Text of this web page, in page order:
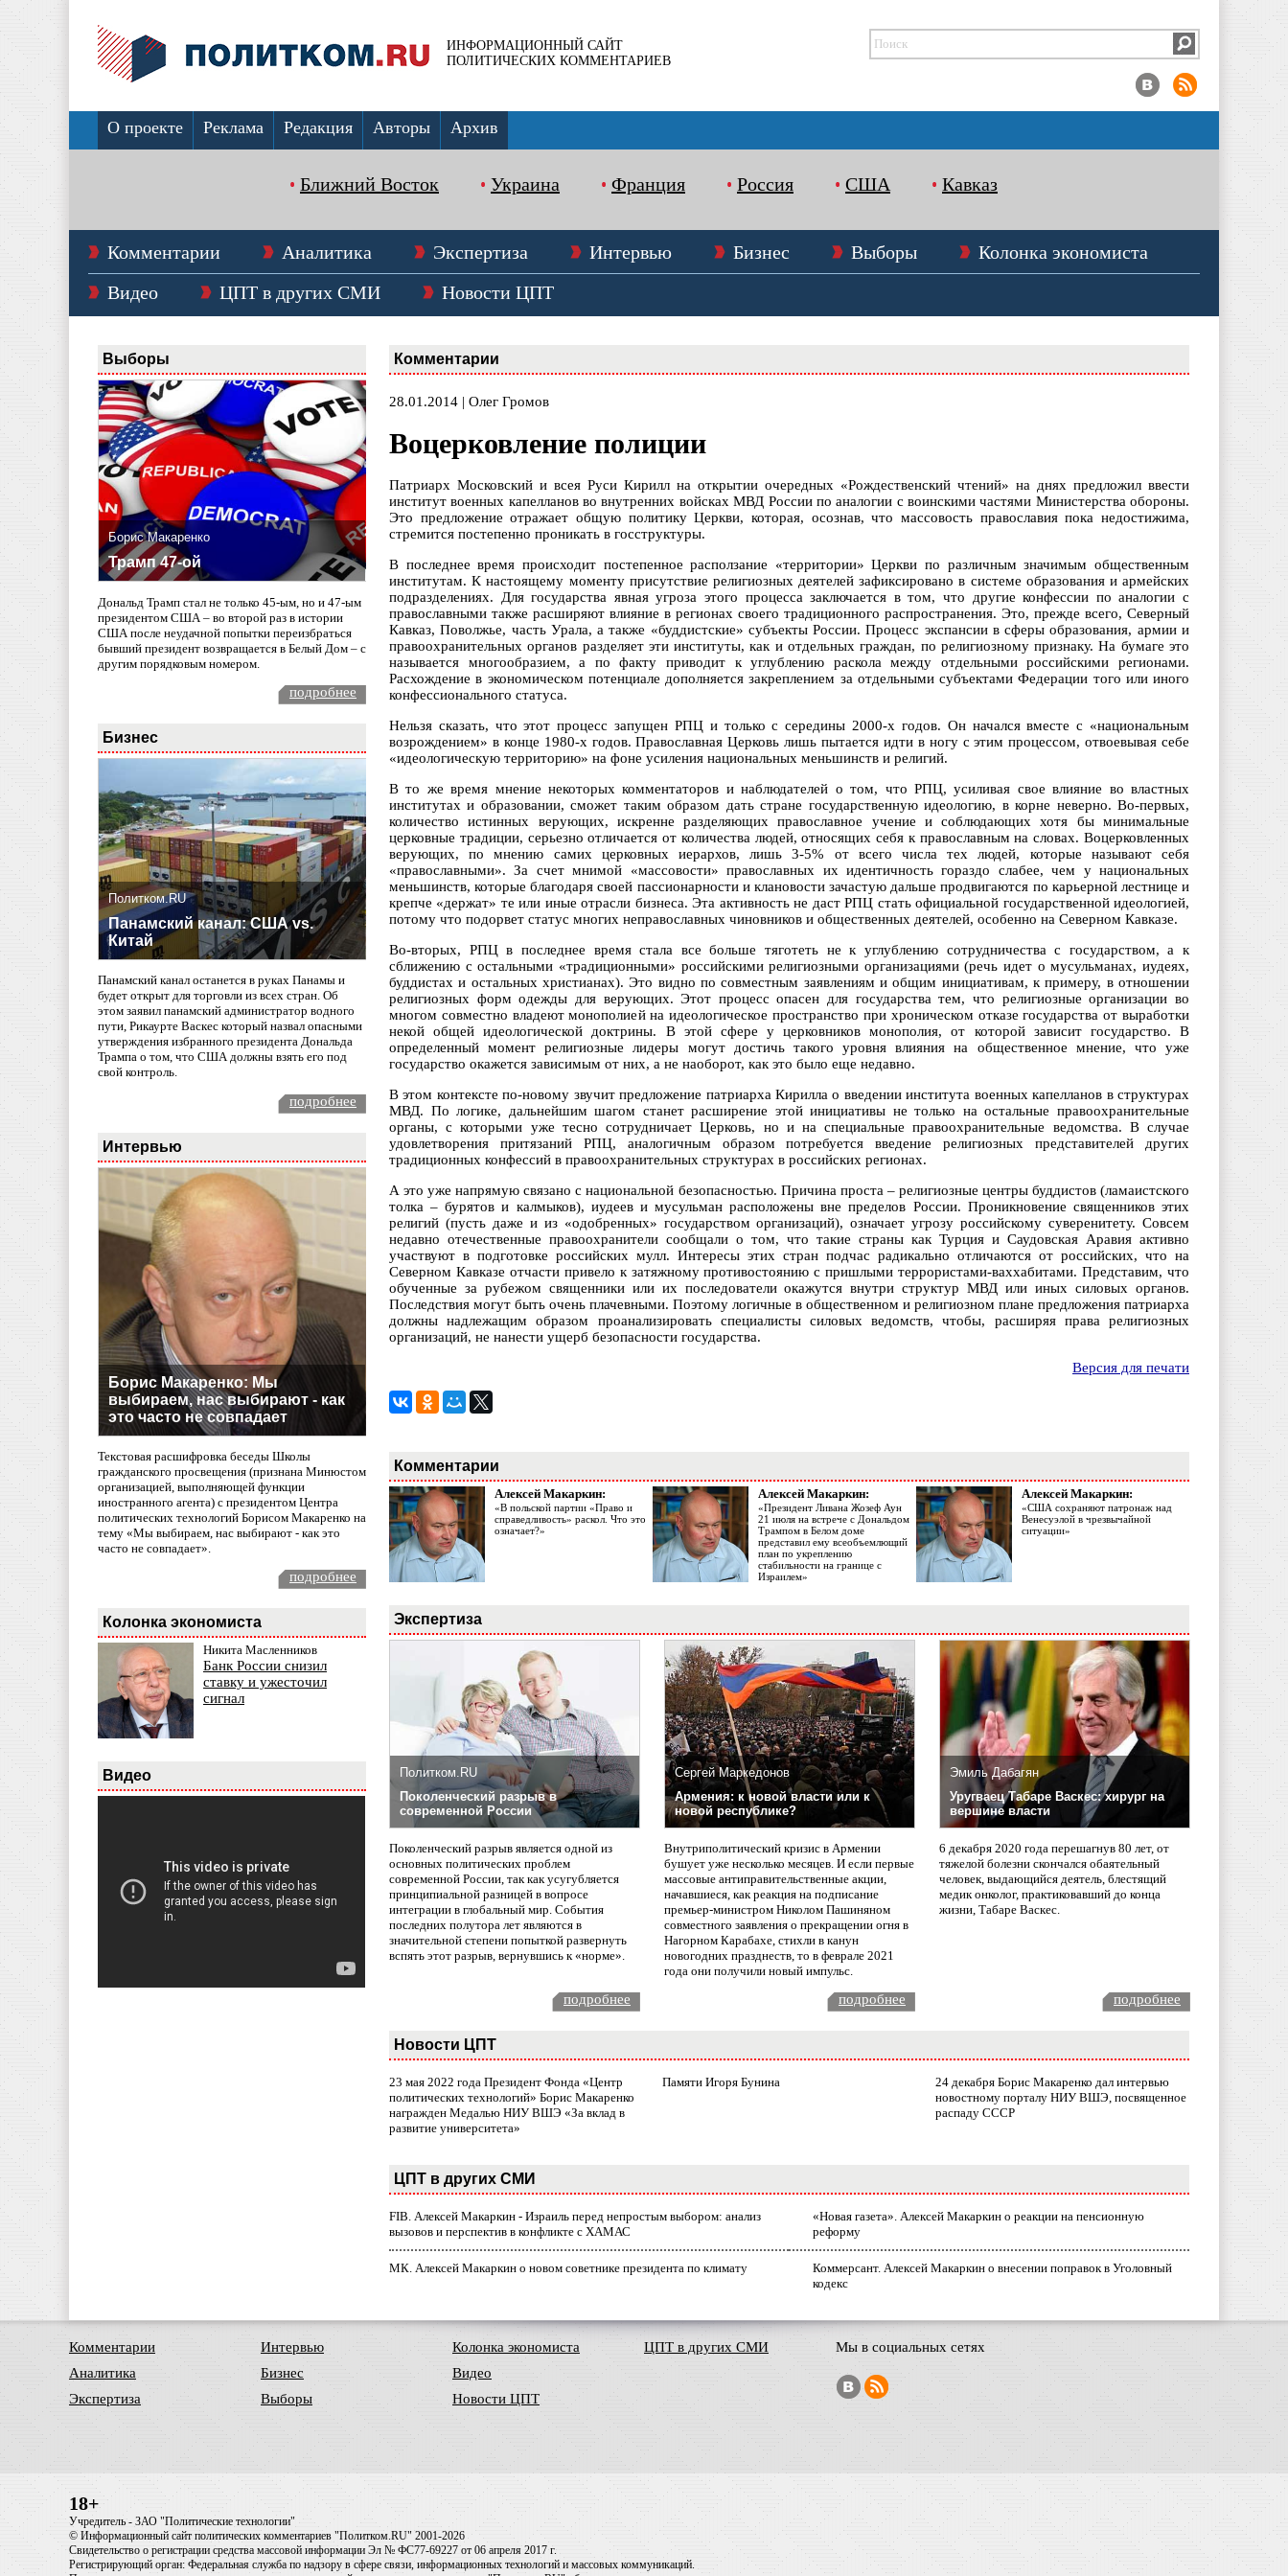
ИНФОРМАЦИОННЫЙ САЙТ
ПОЛИТИЧЕСКИХ КОММЕНТАРИЕВ
О проекте Реклама Редакция Авторы Архив
Ближний Восток Украина Франция Россия США Кавказ
Комментарии Аналитика Экспертиза Интервью Бизнес Выборы
Колонка экономиста
Видео
ЦПТ в других СМИ Новости ЦПТ
Выборы
Борис Макаренко
Трамп 47-ой
Дональд Трамп стал не только 45-ым, но и 47-ым
президентом США – во второй раз в истории
США после неудачной попытки переизбраться
бывший президент возвращается в Белый Дом – с
другим порядковым номером.
подробнее
Бизнес
Политком.RU
Панамский канал: США vs.
Китай
Панамский канал останется в руках Панамы и
будет открыт для торговли из всех стран. Об
этом заявил панамский администратор водного
пути, Рикаурте Васкес который назвал опасными
утверждения избранного президента Дональда
Трампа о том, что США должны взять его под
свой контроль.
подробнее
Интервью
Борис Макаренко: Мы
выбираем, нас выбирают - как
это часто не совпадает
Текстовая расшифровка беседы Школы
гражданского просвещения (признана Минюстом
организацией, выполняющей функции
иностранного агента) с президентом Центра
политических технологий Борисом Макаренко на
тему «Мы выбираем, нас выбирают - как это
часто не совпадает».
подробнее
Колонка экономиста
Никита Масленников
Банк России снизил
ставку и ужесточил
сигнал
Видео
Комментарии
28.01.2014 | Олег Громов
Воцерковление полиции
Патриарх Московский и всея Руси Кирилл на открытии очередных «Рождественский чтений» на днях предложил ввести
институт военных капелланов во внутренних войсках МВД России по аналогии с воинскими частями Министерства обороны.
Это предложение отражает общую политику Церкви, которая, осознав, что массовость православия пока недостижима,
стремится постепенно проникать в госструктуры.
В последнее время происходит постепенное расползание «территории» Церкви по различным значимым общественным
институтам. К настоящему моменту присутствие религиозных деятелей зафиксировано в системе образования и армейских
подразделениях. Для государства явная угроза этого процесса заключается в том, что другие конфессии по аналогии с
православными также расширяют влияние в регионах своего традиционного распространения. Это, прежде всего, Северный
Кавказ, Поволжье, часть Урала, а также «буддистские» субъекты России. Процесс экспансии в сферы образования, армии и
правоохранительных органов разделяет эти институты, как и отдельных граждан, по религиозному признаку. На бумаге это
называется многообразием, а по факту приводит к углублению раскола между отдельными российскими регионами.
Расхождение в экономическом потенциале дополняется закреплением за отдельными субъектами Федерации того или иного
конфессионального статуса.
Нельзя сказать, что этот процесс запущен РПЦ и только с середины 2000-х годов. Он начался вместе с «национальным
возрождением» в конце 1980-х годов. Православная Церковь лишь пытается идти в ногу с этим процессом, отвоевывая себе
«идеологическую территорию» на фоне усиления национальных меньшинств и религий.
В то же время мнение некоторых комментаторов и наблюдателей о том, что РПЦ, усиливая свое влияние во властных
институтах и образовании, сможет таким образом дать стране государственную идеологию, в корне неверно. Во-первых,
количество истинных верующих, искренне разделяющих православное учение и соблюдающих хотя бы минимальные
церковные традиции, серьезно отличается от количества людей, относящих себя к православным на словах. Воцерковленных
верующих, по мнению самих церковных иерархов, лишь 3-5% от всего числа тех людей, которые называют себя
«православными». За счет мнимой «массовости» православных их идентичность гораздо слабее, чем у национальных
меньшинств, которые благодаря своей пассионарности и клановости зачастую дальше продвигаются по карьерной лестнице и
крепче «держат» те или иные отрасли бизнеса. Эта активность не даст РПЦ стать официальной государственной идеологией,
потому что подорвет статус многих неправославных чиновников и общественных деятелей, особенно на Северном Кавказе.
Во-вторых, РПЦ в последнее время стала все больше тяготеть не к углублению сотрудничества с государством, а к
сближению с остальными «традиционными» российскими религиозными организациями (речь идет о мусульманах, иудеях,
буддистах и остальных христианах). Это видно по совместным заявлениям и общим инициативам, к примеру, в отношении
религиозных форм одежды для верующих. Этот процесс опасен для государства тем, что религиозные организации во
многом совместно владеют монополией на идеологическое пространство при хроническом отказе государства от выработки
некой общей идеологической доктрины. В этой сфере у церковников монополия, от которой зависит государство. В
определенный момент религиозные лидеры могут достичь такого уровня влияния на общественное мнение, что уже
государство окажется зависимым от них, а не наоборот, как это было еще недавно.
В этом контексте по-новому звучит предложение патриарха Кирилла о введении института военных капелланов в структурах
МВД. По логике, дальнейшим шагом станет расширение этой инициативы не только на остальные правоохранительные
органы, с которыми уже тесно сотрудничает Церковь, но и на специальные правоохранительные ведомства. В случае
удовлетворения притязаний РПЦ, аналогичным образом потребуется введение религиозных представителей других
традиционных конфессий в правоохранительных структурах в российских регионах.
А это уже напрямую связано с национальной безопасностью. Причина проста – религиозные центры буддистов (ламаистского
толка – бурятов и калмыков), иудеев и мусульман расположены вне пределов России. Проникновение священников этих
религий (пусть даже и из «одобренных» государством организаций), означает угрозу российскому суверенитету. Совсем
недавно отечественные правоохранители сообщали о том, что такие страны как Турция и Саудовская Аравия активно
участвуют в подготовке российских мулл. Интересы этих стран подчас радикально отличаются от российских, что на
Северном Кавказе отчасти привело к затяжному противостоянию с пришлыми террористами-ваххабитами. Представим, что
обученные за рубежом священники или их последователи окажутся внутри структур МВД или иных силовых органов.
Последствия могут быть очень плачевными. Поэтому логичные в общественном и религиозном плане предложения патриарха
должны надлежащим образом проанализировать специалисты силовых ведомств, чтобы, расширяя права религиозных
организаций, не нанести ущерб безопасности государства.
Версия для печати
Комментарии
Алексей Макаркин:
«В польской партии «Право и
справедливость» раскол. Что это
означает?»
Алексей Макаркин:
«Президент Ливана Жозеф Аун
21 июля на встрече с Дональдом
Трампом в Белом доме
представил ему всеобъемлющий
план по укреплению
стабильности на границе с
Израилем»
Алексей Макаркин:
«США сохраняют патронаж над
Венесуэлой в чрезвычайной
ситуации»
Экспертиза
Политком.RU
Поколенческий разрыв в
современной России
Поколенческий разрыв является одной из
основных политических проблем
современной России, так как усугубляется
принципиальной разницей в вопросе
интеграции в глобальный мир. События
последних полутора лет являются в
значительной степени попыткой развернуть
вспять этот разрыв, вернувшись к «норме».
Сергей Маркедонов
Армения: к новой власти или к
новой республике?
Внутриполитический кризис в Армении
бушует уже несколько месяцев. И если первые
массовые антиправительственные акции,
начавшиеся, как реакция на подписание
премьер-министром Николом Пашиняном
совместного заявления о прекращении огня в
Нагорном Карабахе, стихли в канун
новогодних празднеств, то в феврале 2021
года они получили новый импульс.
Эмиль Дабагян
Уругваец Табаре Васкес: хирург на
вершине власти
6 декабря 2020 года перешагнув 80 лет, от
тяжелой болезни скончался обаятельный
человек, выдающийся деятель, блестящий
медик онколог, практиковавший до конца
жизни, Табаре Васкес.
подробнее подробнее подробнее
Новости ЦПТ
23 мая 2022 года Президент Фонда «Центр
политических технологий» Борис Макаренко
награжден Медалью НИУ ВШЭ «За вклад в
развитие университета»
Памяти Игоря Бунина
24 декабря Борис Макаренко дал интервью
новостному порталу НИУ ВШЭ, посвященное
распаду СССР
ЦПТ в других СМИ
FIB. Алексей Макаркин - Израиль перед непростым выбором: анализ
вызовов и перспектив в конфликте с ХАМАС
«Новая газета». Алексей Макаркин о реакции на пенсионную
реформу
МК. Алексей Макаркин о новом советнике президента по климату
Коммерсант. Алексей Макаркин о внесении поправок в Уголовный
кодекс
Комментарии
Аналитика
Экспертиза
Интервью
Бизнес
Выборы
Колонка экономиста
Видео
Новости ЦПТ
ЦПТ в других СМИ Мы в социальных сетях
18+
Учредитель - ЗАО "Политические технологии"
© Информационный сайт политических комментариев "Политком.RU" 2001-2026
Свидетельство о регистрации средства массовой информации Эл № ФС77-69227 от 06 апреля 2017 г.
Регистрирующий орган: Федеральная служба по надзору в сфере связи, информационных технологий и массовых коммуникаций.